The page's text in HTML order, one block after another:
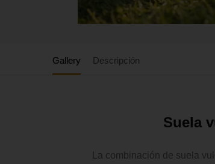
Gallery Descripción
Suela
La combinación de suela